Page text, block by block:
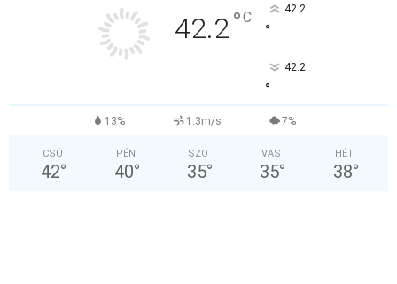
42.2°C 42.2
°
42.2
°
13% 1.3m/s 7%
CSÜ
42°
PÉN
40°
SZO
35°
VAS
35°
HÉT
38°